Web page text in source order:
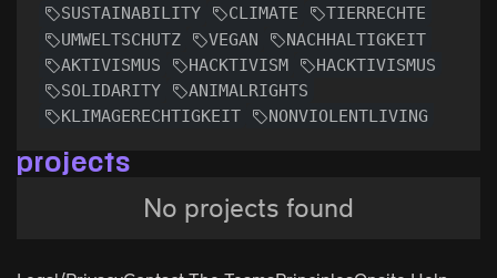
SUSTAINABILITY
CLIMATE
TIERRECHTE
UMWELTSCHUTZ
VEGAN
NACHHALTIGKEIT
AKTIVISMUS
HACKTIVISM
HACKTIVISMUS
SOLIDARITY
ANIMALRIGHTS
KLIMAGERECHTIGKEIT
NONVIOLENTLIVING
projects
No projects found